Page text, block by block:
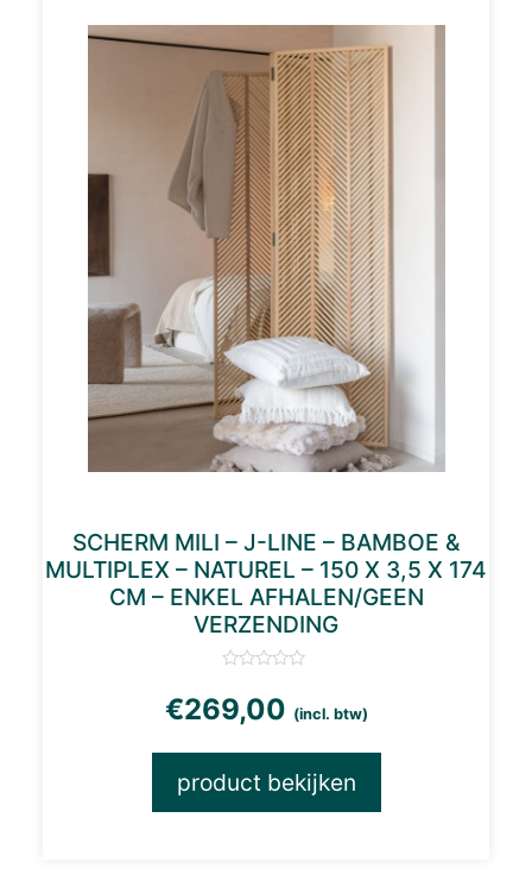
SCHERM MILI – J-LINE – BAMBOE &
MULTIPLEX – NATUREL – 150 X 3,5 X 174
CM – ENKEL AFHALEN/GEEN
VERZENDING
€269,00 (incl. btw)
product bekijken